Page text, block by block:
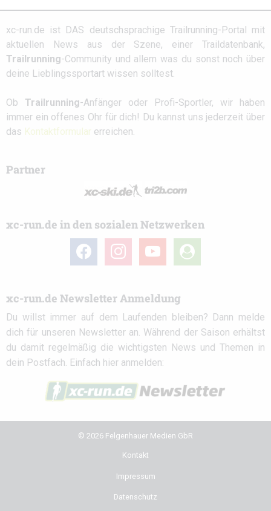
xc-run.de ist DAS deutschsprachige Trailrunning-Portal mit
aktuellen News aus der Szene, einer Traildatenbank,
Trailrunning-Community und allem was du sonst noch über
deine Lieblingssportart wissen solltest.
Ob Trailrunning-Anfänger oder Profi-Sportler, wir haben
immer ein offenes Ohr für dich! Du kannst uns jederzeit über
das Kontaktformular erreichen.
Partner
xc-run.de in den sozialen Netzwerken
facebook instagramyoutube
user-
circle
xc-run.de Newsletter Anmeldung
Du willst immer auf dem Laufenden bleiben? Dann melde
dich für unseren Newsletter an. Während der Saison erhältst
du damit regelmäßig die wichtigsten News und Themen in
dein Postfach. Einfach hier anmelden:
© 2026 Felgenhauer Medien GbR
Kontakt
Impressum
Datenschutz